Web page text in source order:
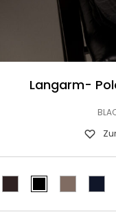
Langarm-